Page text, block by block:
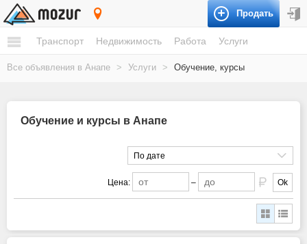
Продать
Транспорт Недвижимость Работа Услуги
Все объявления в Анапе > Услуги > Обучение, курсы
Обучение и курсы в Анапе
По дате
Цена: – Ok